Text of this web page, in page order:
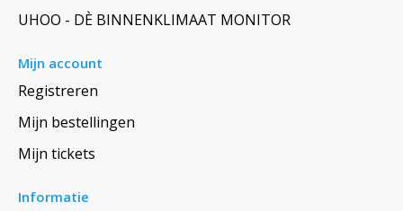
UHOO - DÈ BINNENKLIMAAT MONITOR
Mijn account
Registreren
Mijn bestellingen
Mijn tickets
Informatie